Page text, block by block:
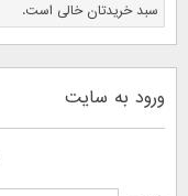
سبد خریدتان خالی است.
ورود به سایت